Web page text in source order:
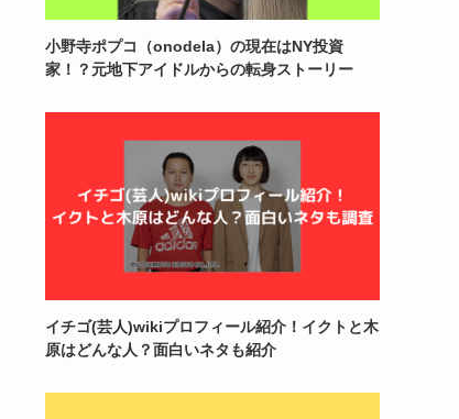
小野寺ポプコ（onodela）の現在はNY投資
家！？元地下アイドルからの転身ストーリー
イチゴ(芸人)wikiプロフィール紹介！イクトと木
原はどんな人？面白いネタも紹介